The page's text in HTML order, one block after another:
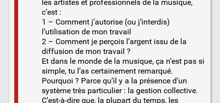
les artistes et professionnels de la musique,
c’est :
1 – Comment j’autorise (ou j’interdis)
l’utilisation de mon travail
2 – Comment je perçois l’argent issu de la
diffusion de mon travail ?
Et dans le monde de la musique, ça n’est pas si
simple, tu l’as certainement remarqué.
Pourquoi ? Parce qu’il y a la présence d’un
système très particulier : la gestion collective.
C’est-à-dire que, la plupart du temps, les